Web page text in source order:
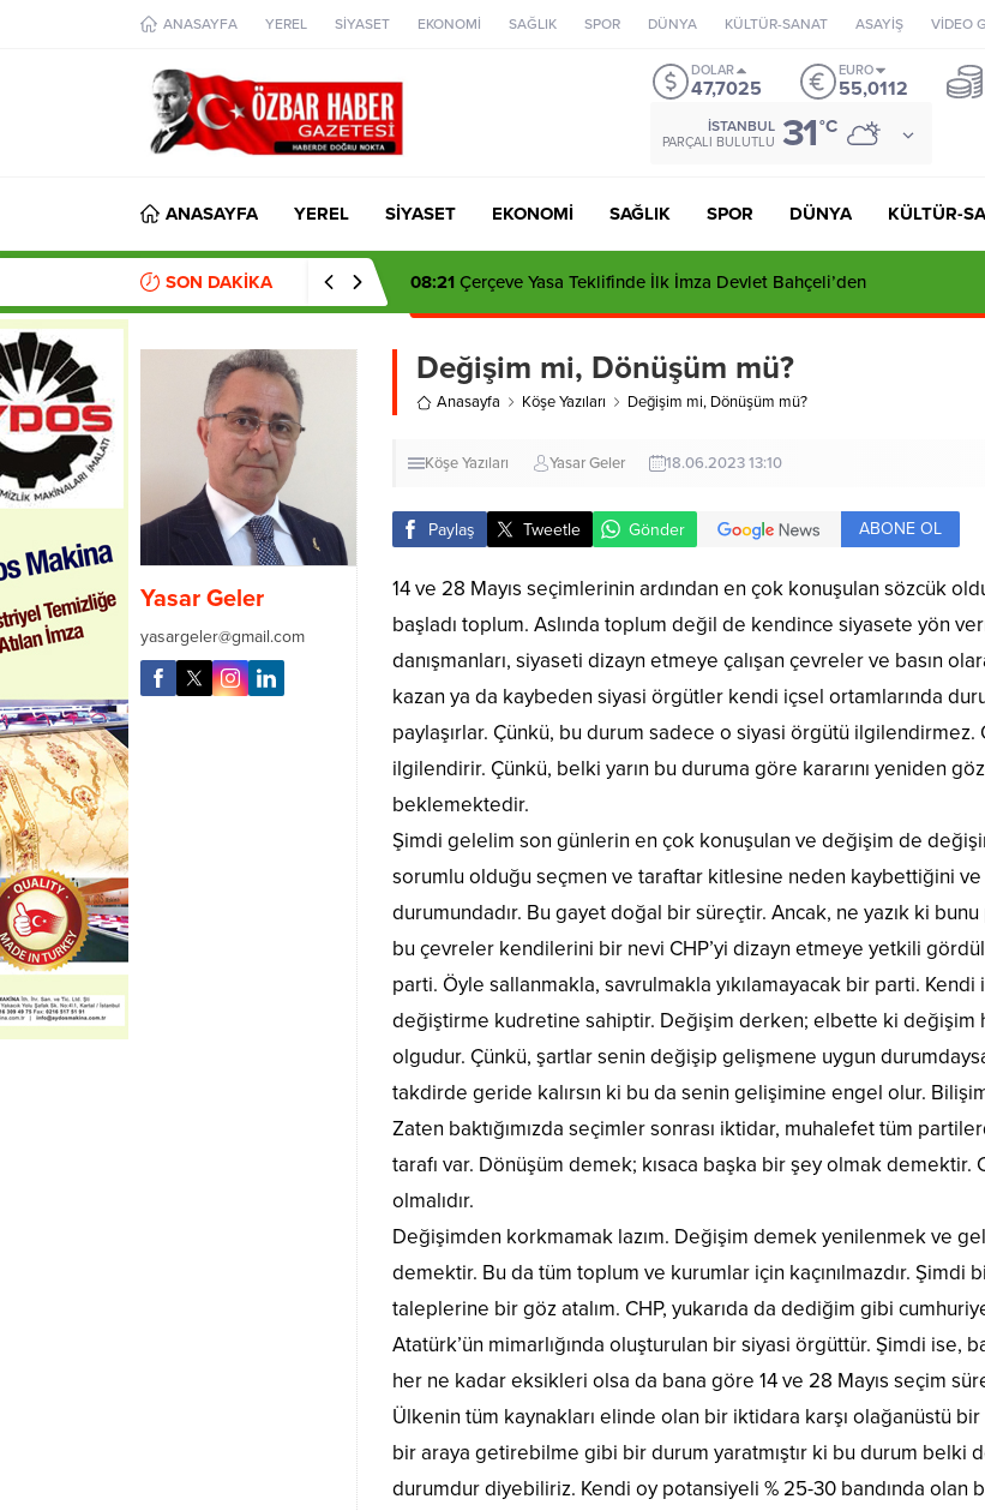
ANASAYFA YEREL SİYASET EKONOMİ SAĞLIK SPOR DÜNYA KÜLTÜR-SANAT ASAYİŞ VİDEO
DOLAR
47,7025
EURO
55,0112
İSTANBUL
PARÇALI BULUTLU 31°C
ANASAYFA YEREL SİYASET EKONOMİ SAĞLIK SPOR DÜNYA KÜLTÜR-
SON DAKİKA 14:35 Şadi Yazıcı’dan Tuzla’daki İmar İddialarına Sert Yanıt:
Yasar Geler
yasargeler@gmail.com
Değişim mi, Dönüşüm mü?
Anasayfa Köşe Yazıları Değişim mi, Dönüşüm mü?
Köşe Yazıları Yasar Geler 18.06.2023 13:10
Paylaş Tweetle Gönder ABONE OL
14 ve 28 Mayıs seçimlerinin ardından en çok konuşulan sözcük
başladı toplum. Aslında toplum değil de kendince siyasete yön
danışmanları, siyaseti dizayn etmeye çalışan çevreler ve basın
kazan ya da kaybeden siyasi örgütler kendi içsel ortamlarında
paylaşırlar. Çünkü, bu durum sadece o siyasi örgütü
ilgilendirir. Çünkü, belki yarın bu duruma göre kararını yeniden
beklemektedir.
Şimdi gelelim son günlerin en çok konuşulan ve değişim de
sorumlu olduğu seçmen ve taraftar kitlesine neden kaybettiğini ve
durumundadır. Bu gayet doğal bir süreçtir. Ancak, ne yazık ki
bu çevreler kendilerini bir nevi CHP’yi dizayn etmeye yetkili
parti. Öyle sallanmakla, savrulmakla yıkılamayacak bir parti.
değiştirme kudretine sahiptir. Değişim derken; elbette ki değişim
olgudur. Çünkü, şartlar senin değişip gelişmene uygun
takdirde geride kalırsın ki bu da senin gelişimine engel olur.
Zaten baktığımızda seçimler sonrası iktidar, muhalefet tüm
tarafı var. Dönüşüm demek; kısaca başka bir şey olmak demektir.
olmalıdır.
Değişimden korkmamak lazım. Değişim demek yenilenmek ve
demektir. Bu da tüm toplum ve kurumlar için kaçınılmazdır.
taleplerine bir göz atalım. CHP, yukarıda da dediğim gibi
Atatürk’ün mimarlığında oluşturulan bir siyasi örgüttür. Şimdi ise,
her ne kadar eksikleri olsa da bana göre 14 ve 28 Mayıs seçim
Ülkenin tüm kaynakları elinde olan bir iktidara karşı olağanüstü
bir araya getirebilme gibi bir durum yaratmıştır ki bu durum belki
durumdur diyebiliriz. Kendi oy potansiyeli % 25-30 bandında olan